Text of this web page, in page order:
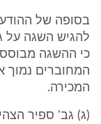
בסופה של
כי ההשגה
המחוברים נמוך
המכירה.
(ג) גב' ספיר